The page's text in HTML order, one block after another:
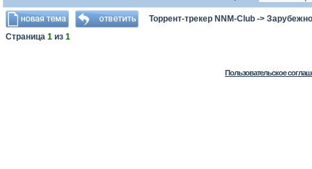
Торрент-трекер NNM-Club ->
Страница 1 из 1
Пользовательское